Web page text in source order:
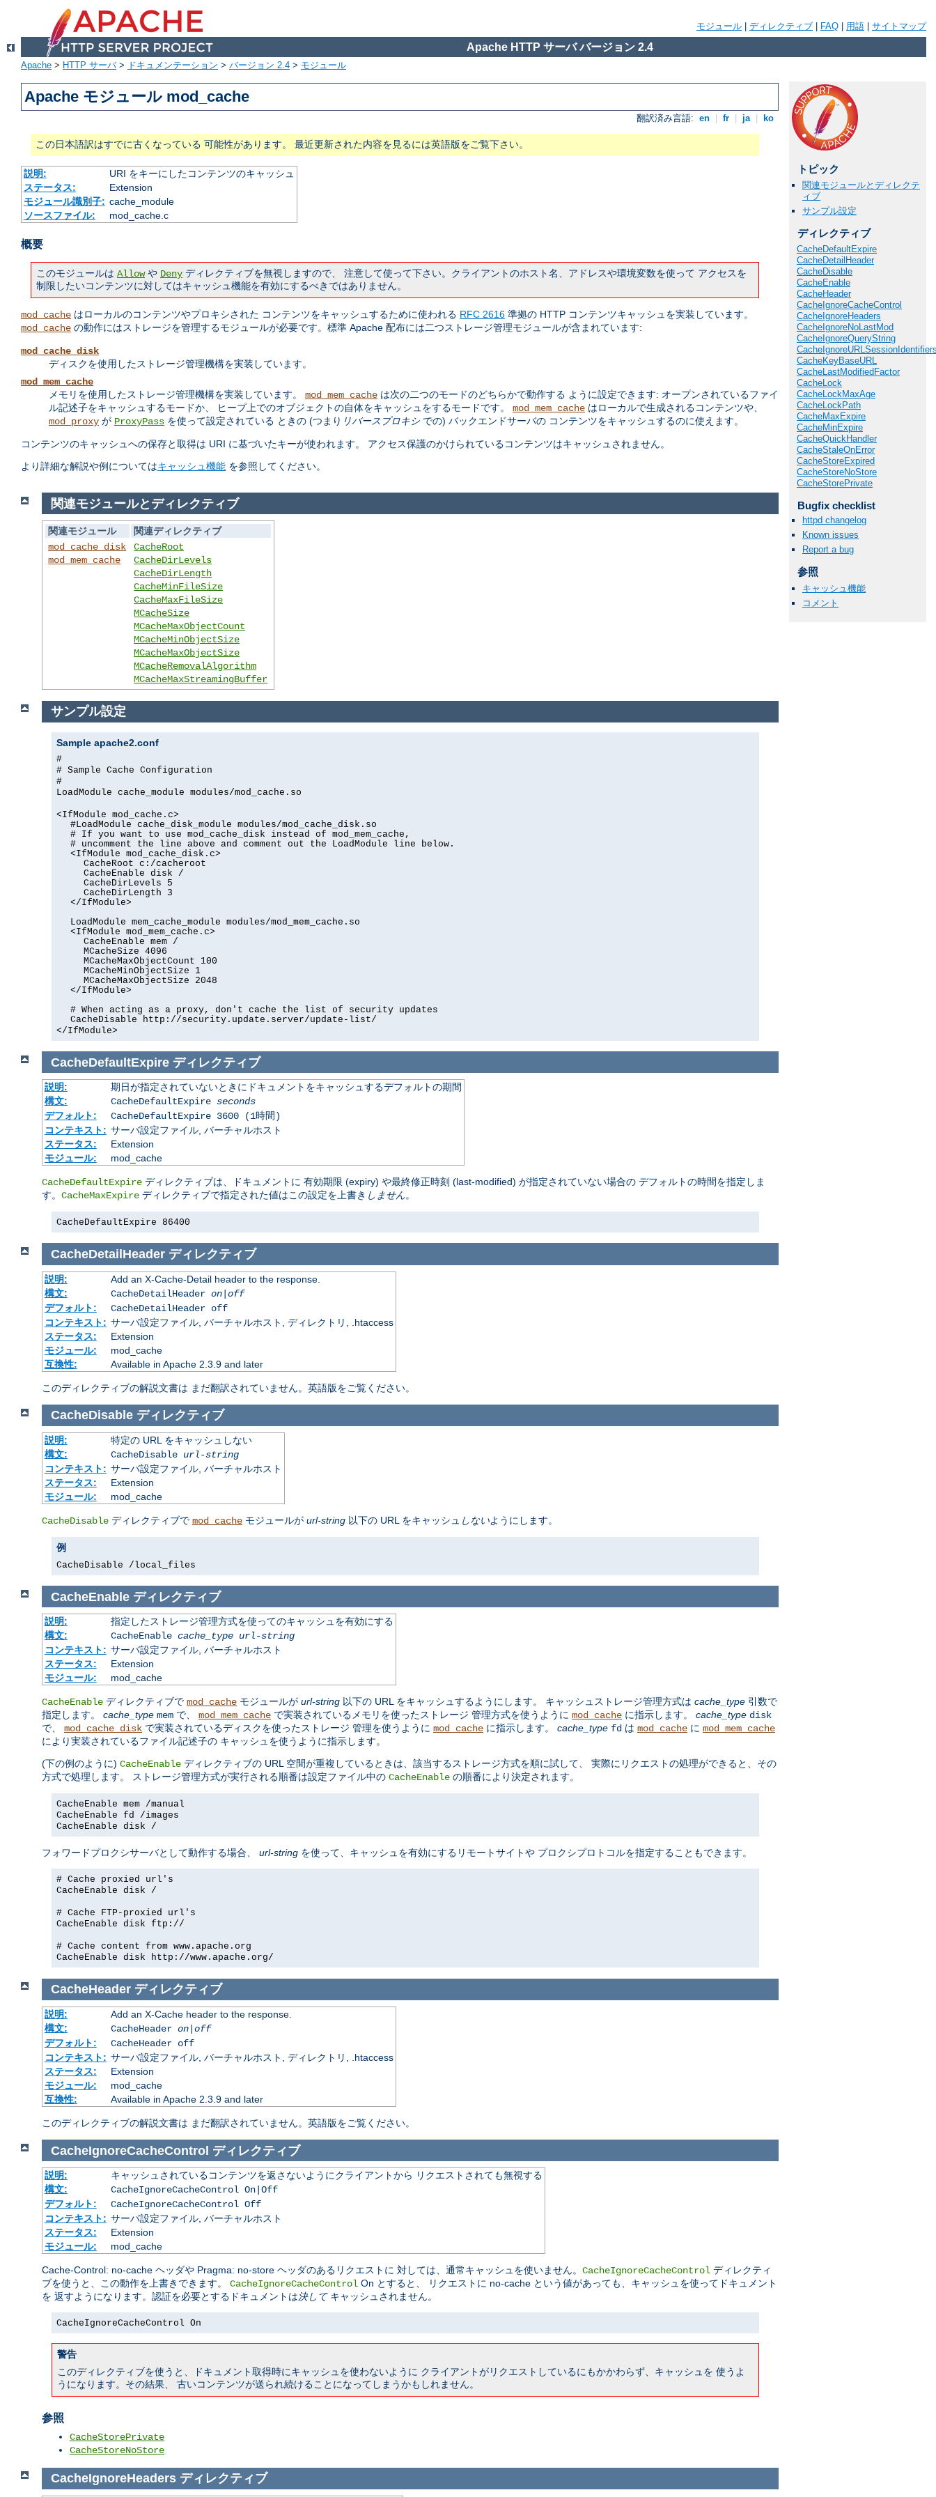
モジュール ディレクティブ FAQ 用語 サイトマップ
Apache HTTP サーバ バージョン 2.4
Apache > HTTP サーバ> ドキュメンテーション > バージョン 2.4 > モジュール
Apache モジュール mod_cache
翻訳済み言語: en fr ja ko
この日本語訳はすでに古くなっている 可能性があります。 最近更新された内容を見るには英語版をご覧下さい。
説明:
URI をキーにしたコンテンツのキャッシュ
ステータス:
Extension
モジュール識別子: cache_module
ソースファイル:
mod_cache.c
概要
このモジュールは Allowや Deny ディレクティブを無視しますので、 注意して使って下さい。クライアントのホスト名、アドレスや環境変数を使って アクセスを
制限したいコンテンツに対してはキャッシュ機能を有効にするべきではありません。
mod_cache はローカルのコンテンツやプロキシされた コンテンツをキャッシュするために使われる RFC 2616 準拠の HTTP コンテンツキャッシュを実装しています。
mod_cache の動作にはストレージを管理するモジュールが必要です。標準 Apache 配布には二つストレージ管理モジュールが含まれています:
mod_cache_disk
ディスクを使用したストレージ管理機構を実装しています。
mod_mem_cache
メモリを使用したストレージ管理機構を実装しています。 mod_mem_cache は次の二つのモードのどちらかで動作する ように設定できます: オープンされているファイ
ル記述子をキャッシュするモードか、 ヒープ上でのオブジェクトの自体をキャッシュをするモードです。 mod_mem_cache はローカルで生成されるコンテンツや、
mod_proxy が ProxyPass を使って設定されている ときの (つまり リバースプロキシでの) バックエンドサーバの コンテンツをキャッシュするのに使えます。
コンテンツのキャッシュへの保存と取得は URI に基づいたキーが使われます。 アクセス保護のかけられているコンテンツはキャッシュされません。
より詳細な解説や例についてはキャッシュ機能 を参照してください。
トピック
関連モジュールとディレクテ
ィブ
サンプル設定
ディレクティブ
CacheDefaultExpire
CacheDetailHeader
CacheDisable
CacheEnable
CacheHeader
CacheIgnoreCacheControl
CacheIgnoreHeaders
CacheIgnoreNoLastMod
CacheIgnoreQueryString
CacheKeyBaseURL
CacheLastModifiedFactor
CacheLock
CacheLockMaxAge
CacheLockPath
CacheMaxExpire
CacheMinExpire
CacheQuickHandler
CacheStaleOnError
CacheStoreExpired
CacheStoreNoStore
CacheStorePrivate
Bugfix checklist
httpd changelog
Known issues
Report a bug
参照
キャッシュ機能
コメント
関連モジュールとディレクティブ
関連モジュール
関連ディレクティブ
mod_cache_disk
mod_mem_cache
CacheRoot
CacheDirLevels
CacheDirLength
CacheMinFileSize
CacheMaxFileSize
MCacheSize
MCacheMaxObjectCount
MCacheMinObjectSize
MCacheMaxObjectSize
MCacheRemovalAlgorithm
MCacheMaxStreamingBuffer
サンプル設定
Sample apache2.conf
#
# Sample Cache Configuration
#
LoadModule cache_module modules/mod_cache.so
<IfModule mod_cache.c>
#LoadModule cache_disk_module modules/mod_cache_disk.so
# If you want to use mod_cache_disk instead of mod_mem_cache,
# uncomment the line above and comment out the LoadModule line below.
<IfModule mod_cache_disk.c>
CacheRoot c:/cacheroot
CacheEnable disk /
CacheDirLevels 5
CacheDirLength 3
</IfModule>
LoadModule mem_cache_module modules/mod_mem_cache.so
<IfModule mod_mem_cache.c>
CacheEnable mem /
MCacheSize 4096
MCacheMaxObjectCount 100
MCacheMinObjectSize 1
MCacheMaxObjectSize 2048
</IfModule>
# When acting as a proxy, don't cache the list of security updates
CacheDisable http://security.update.server/update-list/
</IfModule>
CacheDefaultExpire ディレクティブ
説明:
期日が指定されていないときにドキュメントをキャッシュするデフォルトの期間
構文:
CacheDefaultExpire seconds
デフォルト:
CacheDefaultExpire 3600 (1時間)
コンテキスト: サーバ設定ファイル, バーチャルホスト
ステータス:
Extension
モジュール:
mod_cache
CacheDefaultExpire ディレクティブは、ドキュメントに 有効期限 (expiry) や最終修正時刻 (last-modified) が指定されていない場合の デフォルトの時間を指定しま
す。 CacheMaxExpire ディレクティブで指定された値はこの設定を上書き しません。
CacheDefaultExpire 86400
CacheDetailHeader ディレクティブ
説明:
Add an X-Cache-Detail header to the response.
構文:
CacheDetailHeader on|off
デフォルト:
CacheDetailHeader off
コンテキスト: サーバ設定ファイル, バーチャルホスト, ディレクトリ, .htaccess
ステータス:
Extension
モジュール:
mod_cache
互換性:
Available in Apache 2.3.9 and later
このディレクティブの解説文書は まだ翻訳されていません。英語版をご覧ください。
CacheDisable ディレクティブ
説明:
特定の URL をキャッシュしない
構文:
CacheDisable url-string
コンテキスト: サーバ設定ファイル, バーチャルホスト
ステータス:
Extension
モジュール:
mod_cache
CacheDisable ディレクティブで mod_cache モジュールが url-string 以下の URL をキャッシュ しないようにします。
例
CacheDisable /local_files
CacheEnable ディレクティブ
説明:
指定したストレージ管理方式を使ってのキャッシュを有効にする
構文:
CacheEnable cache_type url-string
コンテキスト: サーバ設定ファイル, バーチャルホスト
ステータス:
Extension
モジュール:
mod_cache
CacheEnable ディレクティブで mod_cache モジュールが url-string 以下の URL をキャッシュするようにします。 キャッシュストレージ管理方式は cache_type 引数で
指定します。 cache_type mem で、 mod_mem_cache で実装されているメモリを使ったストレージ 管理方式を使うように mod_cache に指示します。 cache_type disk
で、 mod_cache_disk で実装されているディスクを使ったストレージ 管理を使うように mod_cache に指示します。 cache_type fd は mod_cache に mod_mem_cache
により実装されているファイル記述子の キャッシュを使うように指示します。
(下の例のように) CacheEnable ディレクティブの URL 空間が重複しているときは、該当するストレージ方式を順に試して、 実際にリクエストの処理ができると、その
方式で処理します。 ストレージ管理方式が実行される順番は設定ファイル中の CacheEnable の順番により決定されます。
CacheEnable mem /manual
CacheEnable fd /images
CacheEnable disk /
フォワードプロクシサーバとして動作する場合、 url-string を使って、キャッシュを有効にするリモートサイトや プロクシプロトコルを指定することもできます。
# Cache proxied url's
CacheEnable disk /
# Cache FTP-proxied url's
CacheEnable disk ftp://
# Cache content from www.apache.org
CacheEnable disk http://www.apache.org/
CacheHeader ディレクティブ
説明:
Add an X-Cache header to the response.
構文:
CacheHeader on|off
デフォルト:
CacheHeader off
コンテキスト: サーバ設定ファイル, バーチャルホスト, ディレクトリ, .htaccess
ステータス:
Extension
モジュール:
mod_cache
互換性:
Available in Apache 2.3.9 and later
このディレクティブの解説文書は まだ翻訳されていません。英語版をご覧ください。
CacheIgnoreCacheControl ディレクティブ
説明:
キャッシュされているコンテンツを返さないようにクライアントから リクエストされても無視する
構文:
CacheIgnoreCacheControl On|Off
デフォルト:
CacheIgnoreCacheControl Off
コンテキスト: サーバ設定ファイル, バーチャルホスト
ステータス:
Extension
モジュール:
mod_cache
Cache-Control: no-cache ヘッダや Pragma: no-store ヘッダのあるリクエストに 対しては、通常キャッシュを使いません。 CacheIgnoreCacheControl ディレクティ
ブを使うと、この動作を上書きできます。 CacheIgnoreCacheControl On とすると、 リクエストに no-cache という値があっても、キャッシュを使ってドキュメント
を 返すようになります。認証を必要とするドキュメントは決してキャッシュされません。
CacheIgnoreCacheControl On
警告
このディレクティブを使うと、ドキュメント取得時にキャッシュを使わないように クライアントがリクエストしているにもかかわらず、キャッシュを 使うよ
うになります。その結果、 古いコンテンツが送られ続けることになってしまうかもしれません。
参照
CacheStorePrivate
CacheStoreNoStore
CacheIgnoreHeaders ディレクティブ